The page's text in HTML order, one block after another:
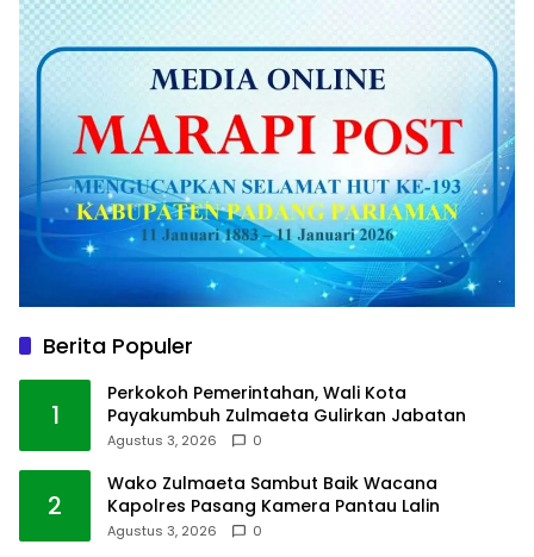
Berita Populer
1
Perkokoh Pemerintahan, Wali Kota
Payakumbuh Zulmaeta Gulirkan Jabatan
Agustus 3, 2026 0
2
Wako Zulmaeta Sambut Baik Wacana
Kapolres Pasang Kamera Pantau Lalin
Agustus 3, 2026 0